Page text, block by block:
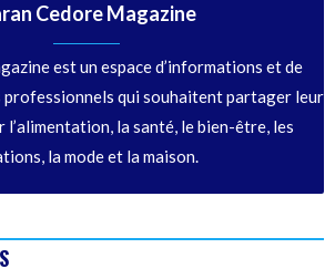
Cedore Magazine
est un espace d’informations et de
professionnels qui souhaitent partager leur
l’alimentation, la santé, le bien-être, les
la mode et la maison.